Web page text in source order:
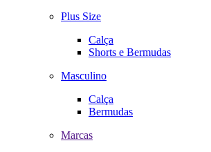
Plus Size
Calça
Shorts e Bermudas
Masculino
Calça
Bermudas
Marcas